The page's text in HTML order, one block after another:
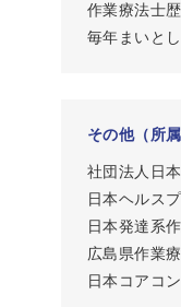
作業療法士歴
毎年まいと
その他（所
社団法人日
日本ヘルス
日本発達系
広島県作業
日本コアコ